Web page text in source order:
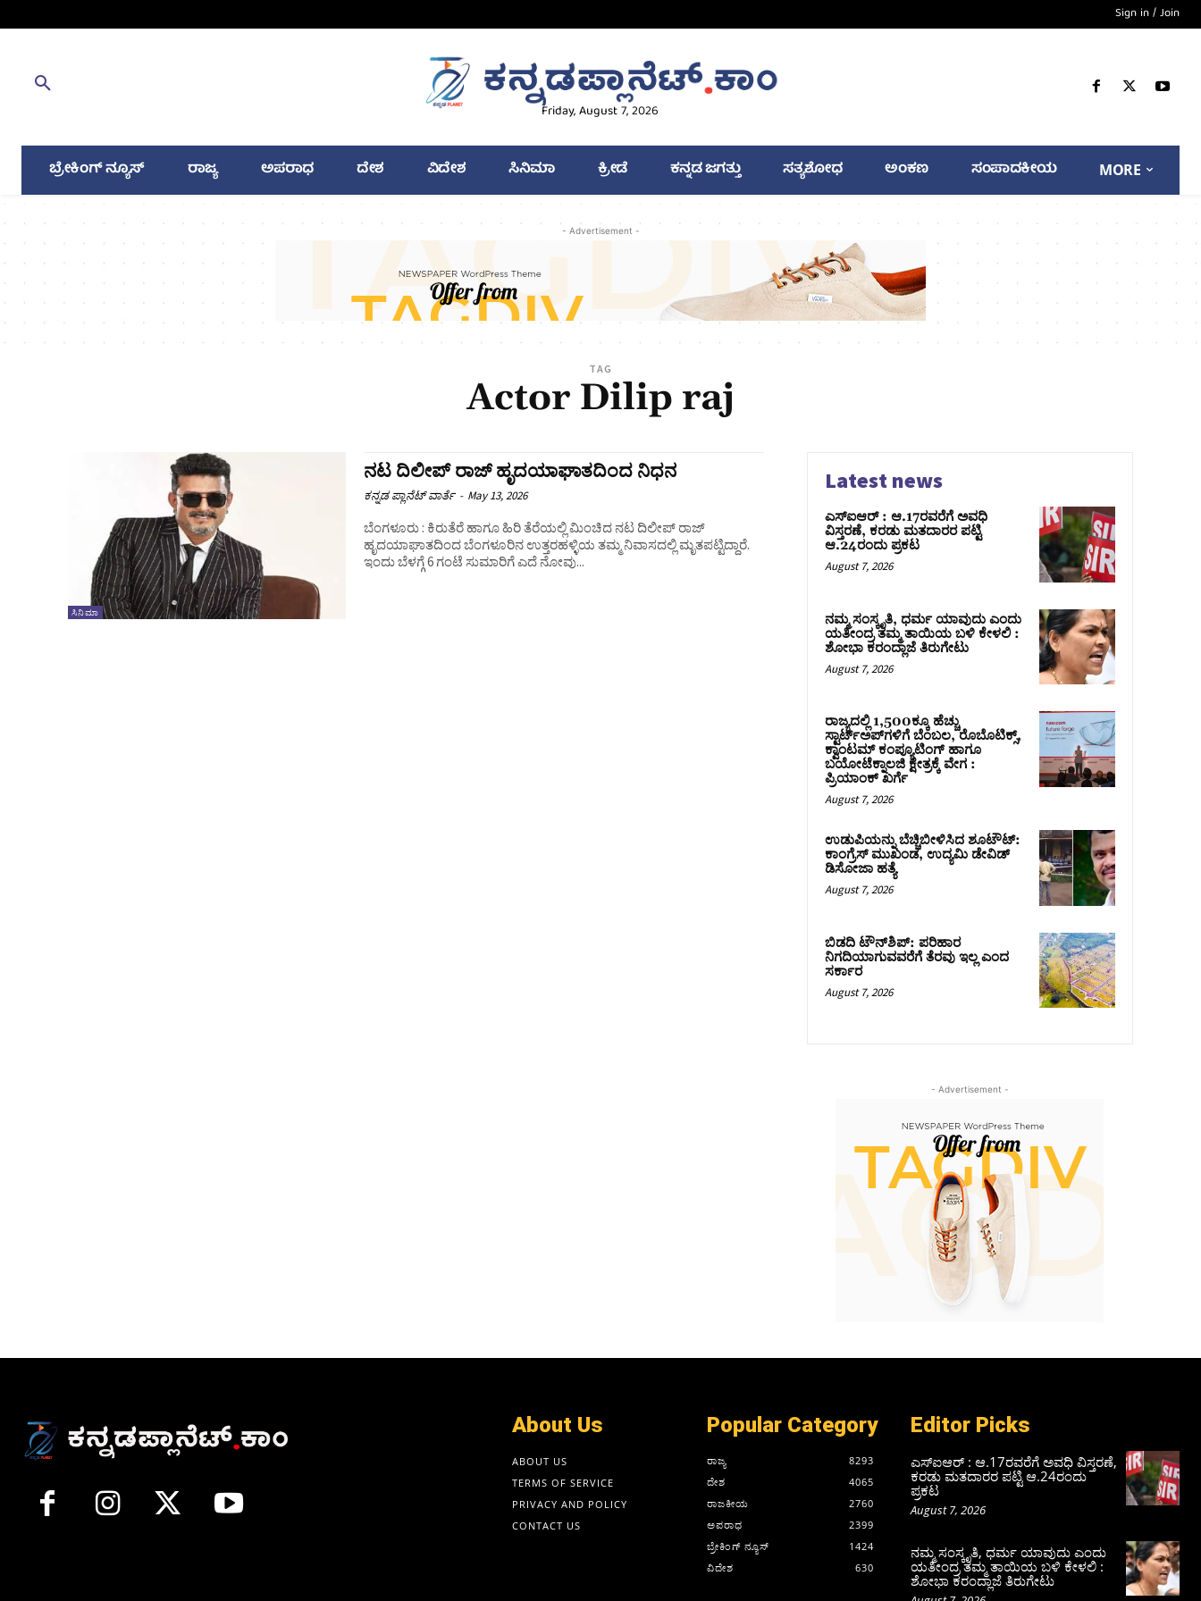
Sign in / Join
Friday, August 7, 2026
ಬ್ರೇಕಿಂಗ್ ನ್ಯೂಸ್ ರಾಜ್ಯ ಅಪರಾಧ ದೇಶ ವಿದೇಶ ಸಿನಿಮಾ ಕ್ರೀಡೆ ಕನ್ನಡ ಜಗತ್ತು ಸತ್ಯಶೋಧ ಅಂಕಣ ಸಂಪಾದಕೀಯ MORE
- Advertisement -
TAG
Actor Dilip raj
ಸಿನಿಮಾ
ನಟ ದಿಲೀಪ್‌ ರಾಜ್‌ ಹೃದಯಾಘಾತದಿಂದ ನಿಧನ
ಕನ್ನಡ ಪ್ಲಾನೆಟ್ ವಾರ್ತೆ - May 13, 2026
ಬೆಂಗಳೂರು : ಕಿರುತೆರೆ ಹಾಗೂ ಹಿರಿ ತೆರೆಯಲ್ಲಿ ಮಿಂಚಿದ ನಟ ದಿಲೀಪ್‌ ರಾಜ್‌
ಹೃದಯಾಘಾತದಿಂದ ಬೆಂಗಳೂರಿನ ಉತ್ತರಹಳ್ಳಿಯ ತಮ್ಮ ನಿವಾಸದಲ್ಲಿ ಮೃತಪಟ್ಟಿದ್ದಾರೆ.
ಇಂದು ಬೆಳಗ್ಗೆ 6 ಗಂಟೆ ಸುಮಾರಿಗೆ ಎದೆ ನೋವು...
Latest news
ಎಸ್‌ಐಆರ್‌ : ಆ.17ರವರೆಗೆ ಅವಧಿ
ವಿಸ್ತರಣೆ, ಕರಡು ಮತದಾರರ ಪಟ್ಟಿ
ಆ.24ರಂದು ಪ್ರಕಟ
August 7, 2026
ನಮ್ಮ ಸಂಸ್ಕೃತಿ, ಧರ್ಮ ಯಾವುದು ಎಂದು
ಯತೀಂದ್ರ ತಮ್ಮ ತಾಯಿಯ ಬಳಿ ಕೇಳಲಿ :
ಶೋಭಾ ಕರಂದ್ಲಾಜೆ ತಿರುಗೇಟು
August 7, 2026
ರಾಜ್ಯದಲ್ಲಿ 1,500ಕ್ಕೂ ಹೆಚ್ಚು
ಸ್ಟಾರ್ಟ್‌ಅಪ್‌ಗಳಿಗೆ ಬೆಂಬಲ, ರೊಬೊಟಿಕ್ಸ್,
ಕ್ವಾಂಟಮ್ ಕಂಪ್ಯೂಟಿಂಗ್ ಹಾಗೂ
ಬಯೋಟೆಕ್ನಾಲಜಿ ಕ್ಷೇತ್ರಕ್ಕೆ ವೇಗ :
ಪ್ರಿಯಾಂಕ್‌ ಖರ್ಗೆ
August 7, 2026
ಉಡುಪಿಯನ್ನು ಬೆಚ್ಚಿಬೀಳಿಸಿದ ಶೂಟೌಟ್‌:
ಕಾಂಗ್ರೆಸ್‌ ಮುಖಂಡ, ಉದ್ಯಮಿ ಡೇವಿಡ್
ಡಿಸೋಜಾ ಹತ್ಯೆ
August 7, 2026
ಬಿಡದಿ ಟೌನ್‌ಶಿಪ್‌: ಪರಿಹಾರ
ನಿಗದಿಯಾಗುವವರೆಗೆ ತೆರವು ಇಲ್ಲ ಎಂದ
ಸರ್ಕಾರ
August 7, 2026
- Advertisement -
About Us
ABOUT US
TERMS OF SERVICE
PRIVACY AND POLICY
CONTACT US
Popular Category
ರಾಜ್ಯ
8293
ದೇಶ
4065
ರಾಜಕೀಯ
2760
ಅಪರಾಧ
2399
ಬ್ರೇಕಿಂಗ್ ನ್ಯೂಸ್
1424
ವಿದೇಶ
630
Editor Picks
ಎಸ್‌ಐಆರ್‌ : ಆ.17ರವರೆಗೆ ಅವಧಿ ವಿಸ್ತರಣೆ,
ಕರಡು ಮತದಾರರ ಪಟ್ಟಿ ಆ.24ರಂದು
ಪ್ರಕಟ
August 7, 2026
ನಮ್ಮ ಸಂಸ್ಕೃತಿ, ಧರ್ಮ ಯಾವುದು ಎಂದು
ಯತೀಂದ್ರ ತಮ್ಮ ತಾಯಿಯ ಬಳಿ ಕೇಳಲಿ :
ಶೋಭಾ ಕರಂದ್ಲಾಜೆ ತಿರುಗೇಟು